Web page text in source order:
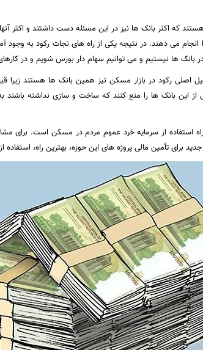
هستند که اکثر بانک ها نیز در این مسئله دست داشتند و
انجام می دهند. در نتیجه یکی از راه های نجات رکود به
ها نیستیم و می توانیم سهام دار بورس شویم و در
اصلی رکود در بازار مسکن نیز همین بانک ها هستند زیرا
از این بانک ها را منع کنند که ساخت و سازی نداشته
استفاده از سرمایه خرد عموم مردم در مسکن است. برای
برای تأمین مالی پروژه های این حوزه، بهترین راه،